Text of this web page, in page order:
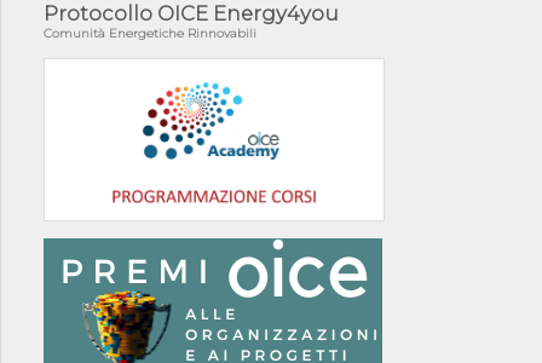
Protocollo OICE Energy4you
Comunità Energetiche Rinnovabili